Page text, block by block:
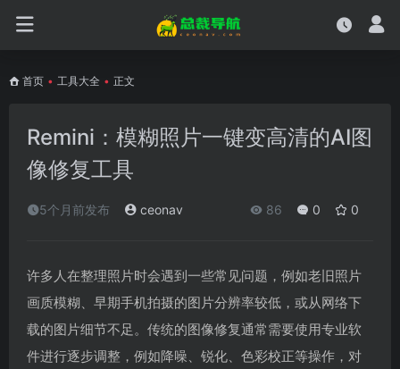
首页 • 工具大全 • 正文
Remini：模糊照片一键变高清的AI图
像修复工具
5个月前发布 ceonav 86 0 0
许多人在整理照片时会遇到一些常见问题，例如老旧照片
画质模糊、早期手机拍摄的图片分辨率较低，或从网络下
载的图片细节不足。传统的图像修复通常需要使用专业软
件进行逐步调整，例如降噪、锐化、色彩校正等操作，对